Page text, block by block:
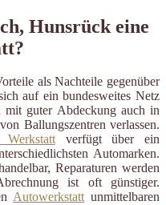
Hunsrück eine
als Nachteile gegenüber
auf ein bundesweites Netz
mit guter Abdeckung auch in
Ballungszentren verlassen.
Werkstattverfügt über ein
Automarken.
Reparaturen werden
ist oft günstiger.
Autowerkstattunmittelbaren